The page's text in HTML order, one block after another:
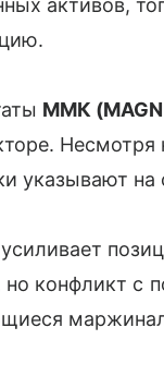
активов,
ММК (
Несмотря
указывают на
усиливает
конфликт с